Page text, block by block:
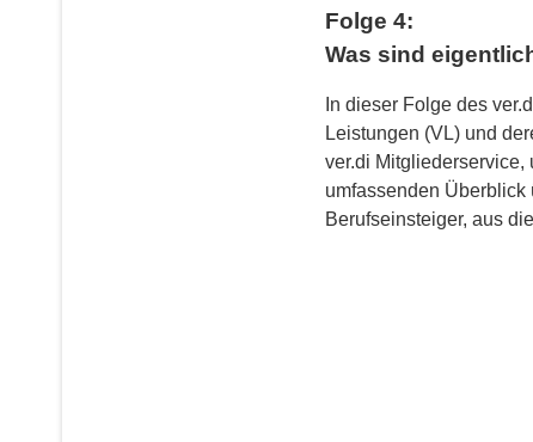
Folge 4:
Was sind
In dieser Folge des
Leistungen (VL) und
ver.di Mitgliederservice,
umfassenden Überblick
Berufseinsteiger, aus